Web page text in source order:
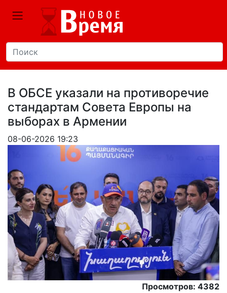
В ОБСЕ указали на противоречие
стандартам Совета Европы на
выборах в Армении
08-06-2026 19:23
Просмотров: 4382